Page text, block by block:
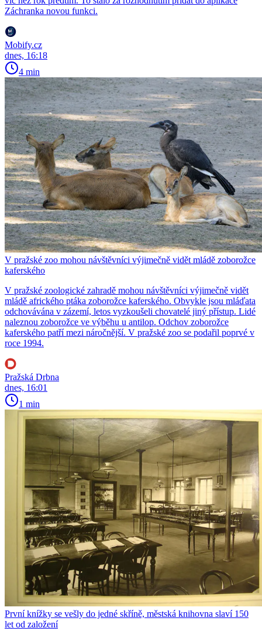
Záchranka novou funkci.
Mobify.cz
dnes, 16:18
4 min
V pražské zoo mohou návštěvníci výjimečně vidět mládě zoborožce
kaferského
V pražské zoologické zahradě mohou návštěvníci výjimečně vidět
mládě afrického ptáka zoborožce kaferského. Obvykle jsou mláďata
odchovávána v zázemí, letos vyzkoušeli chovatelé jiný přístup. Lidé
naleznou zoborožce ve výběhu u antilop. Odchov zoborožce
kaferského patří mezi náročnější. V pražské zoo se podařil poprvé v
roce 1994.
Pražská Drbna
dnes, 16:01
1 min
První knížky se vešly do jedné skříně, městská knihovna slaví 150
let od založení